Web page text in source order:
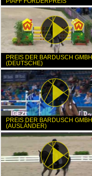
PREIS DER BARDUSCH GMBH
(DEUTSCHE)
PREIS DER BARDUSCH GMBH
(AUSLÄNDER)